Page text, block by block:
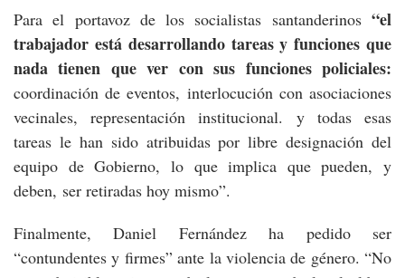
Para el portavoz de los socialistas santanderinos “el
trabajador está desarrollando tareas y funciones que
nada tienen que ver con sus funciones policiales:
coordinación de eventos, interlocución con asociaciones
vecinales, representación institucional. y todas esas
tareas le han sido atribuidas por libre designación del
equipo de Gobierno, lo que implica que pueden, y
deben, ser retiradas hoy mismo”.
Finalmente, Daniel Fernández ha pedido ser
“contundentes y firmes” ante la violencia de género. “No